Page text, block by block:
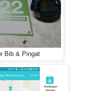
Bib & Pingat